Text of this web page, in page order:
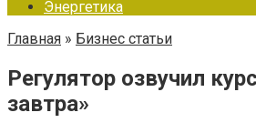
Энергетика
Главная » Бизнес статьи
Регулятор озвучил
завтра»